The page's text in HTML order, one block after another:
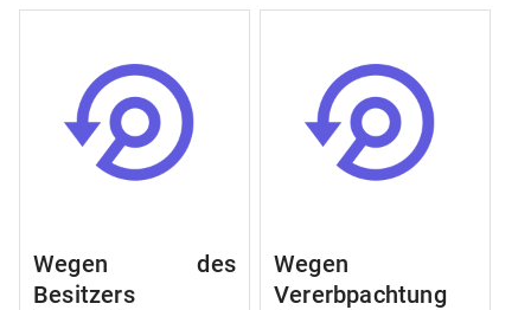
Wegen des
Besitzers
Wegen
Vererbpachtung